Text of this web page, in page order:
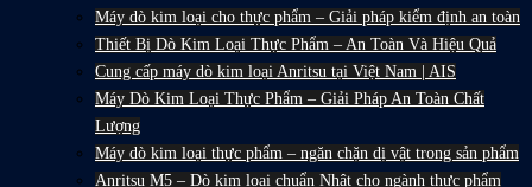
Máy dò kim loại cho thực phẩm – Giải pháp kiểm định an toàn
Thiết Bị Dò Kim Loại Thực Phẩm – An Toàn Và Hiệu Quả
Cung cấp máy dò kim loại Anritsu tại Việt Nam | AIS
Máy Dò Kim Loại Thực Phẩm – Giải Pháp An Toàn Chất
Lượng
Máy dò kim loại thực phẩm – ngăn chặn dị vật trong sản phẩm
Anritsu M5 – Dò kim loại chuẩn Nhật cho ngành thực phẩm